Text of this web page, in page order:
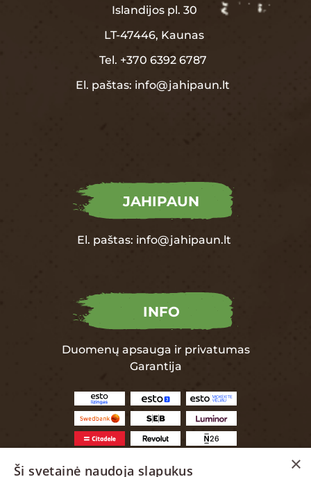
Islandijos pl. 30
LT-47446, Kaunas
Tel. +370 6392 6787
El. paštas: info@jahipaun.lt
JAHIPAUN
El. paštas: info@jahipaun.lt
INFO
Duomenų apsauga ir privatumas
Garantija
×
Ši svetainė naudoja slapukus